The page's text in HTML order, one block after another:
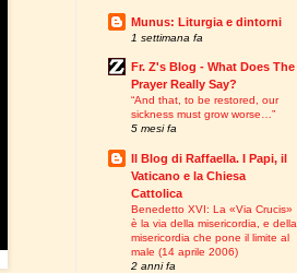
Munus: Liturgia e dintorni
1 settimana fa
Fr. Z's Blog - What Does The
Prayer Really Say?
“And that, to be restored, our
sickness must grow worse…”
5 mesi fa
Il Blog di Raffaella. I Papi, il
Vaticano e la Chiesa
Cattolica
Benedetto XVI: La «Via Crucis»
è la via della misericordia, e della
misericordia che pone il limite al
male (14 aprile 2006)
2 anni fa